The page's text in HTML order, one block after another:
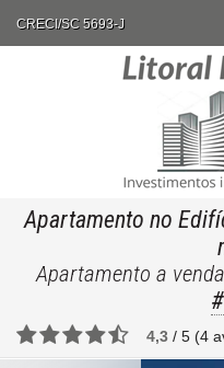
CRECI/SC 5693-J
Apartamento no
Apartamento a
4,3 / 5 (4